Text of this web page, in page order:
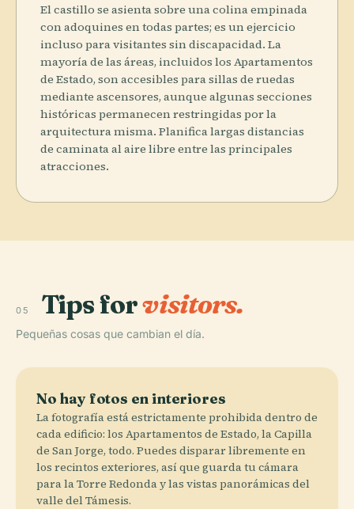
El castillo se asienta sobre una colina empinada
con adoquines en todas partes; es un ejercicio
incluso para visitantes sin discapacidad. La
mayoría de las áreas, incluidos los Apartamentos
de Estado, son accesibles para sillas de ruedas
mediante ascensores, aunque algunas secciones
históricas permanecen restringidas por la
arquitectura misma. Planifica largas distancias
de caminata al aire libre entre las principales
atracciones.
05 Tips forvisitors.
Pequeñas cosas que cambian el día.
No hay fotos en interiores
La fotografía está estrictamente prohibida dentro de
cada edificio: los Apartamentos de Estado, la Capilla
de San Jorge, todo. Puedes disparar libremente en
los recintos exteriores, así que guarda tu cámara
para la Torre Redonda y las vistas panorámicas del
valle del Támesis.